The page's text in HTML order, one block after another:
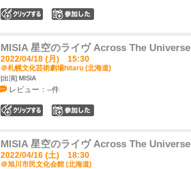
MISIA 星空のライヴ Across The Universe
2022/04/18 (月) 15:30
＠札幌文化芸術劇場hitaru (北海道)
[出演] MISIA
レビュー：--件
MISIA 星空のライヴ Across The Universe
2022/04/16 (土) 18:30
＠旭川市民文化会館 (北海道)